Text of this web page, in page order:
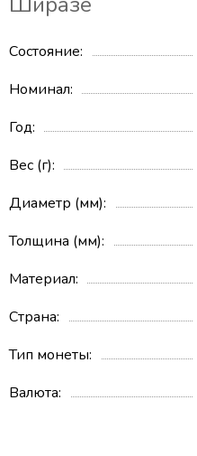
Состояние
Номинал
Год
Вес (г)
Диаметр (мм)
Толщина (мм)
Материал
Страна
Тип монеты
Валюта